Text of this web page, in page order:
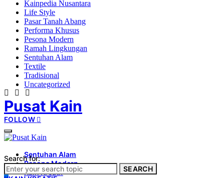
Kainpedia Nusantara
Life Style
Pasar Tanah Abang
Performa Khusus
Pesona Modern
Ramah Lingkungan
Sentuhan Alam
Textile
Tradisional
Uncategorized
Pusat Kain
FOLLOW
Sentuhan Alam
Pesona Modern
Kain Kreatif
Search for:
SEARCH